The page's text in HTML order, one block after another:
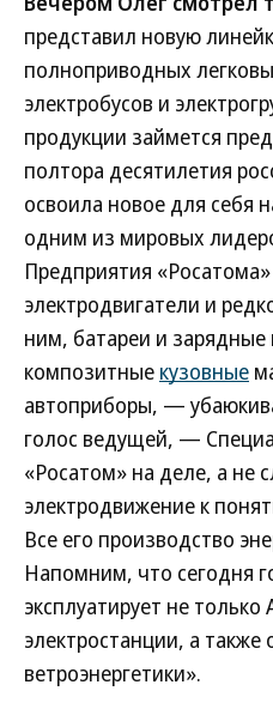
представил новую
полноприводных
электробусов и
продукции займется
полтора десятилетия
освоила новое для себя
одним из мировых
Предприятия
электродвигатели и
ним, батареи и зарядные
композитные кузовные
автоприборы, —
голос ведущей, —
«Росатом» на деле, а не
электродвижение к
Все его производство
Напомним, что сегодня
эксплуатирует не
электростанции, а также
ветроэнергетики».